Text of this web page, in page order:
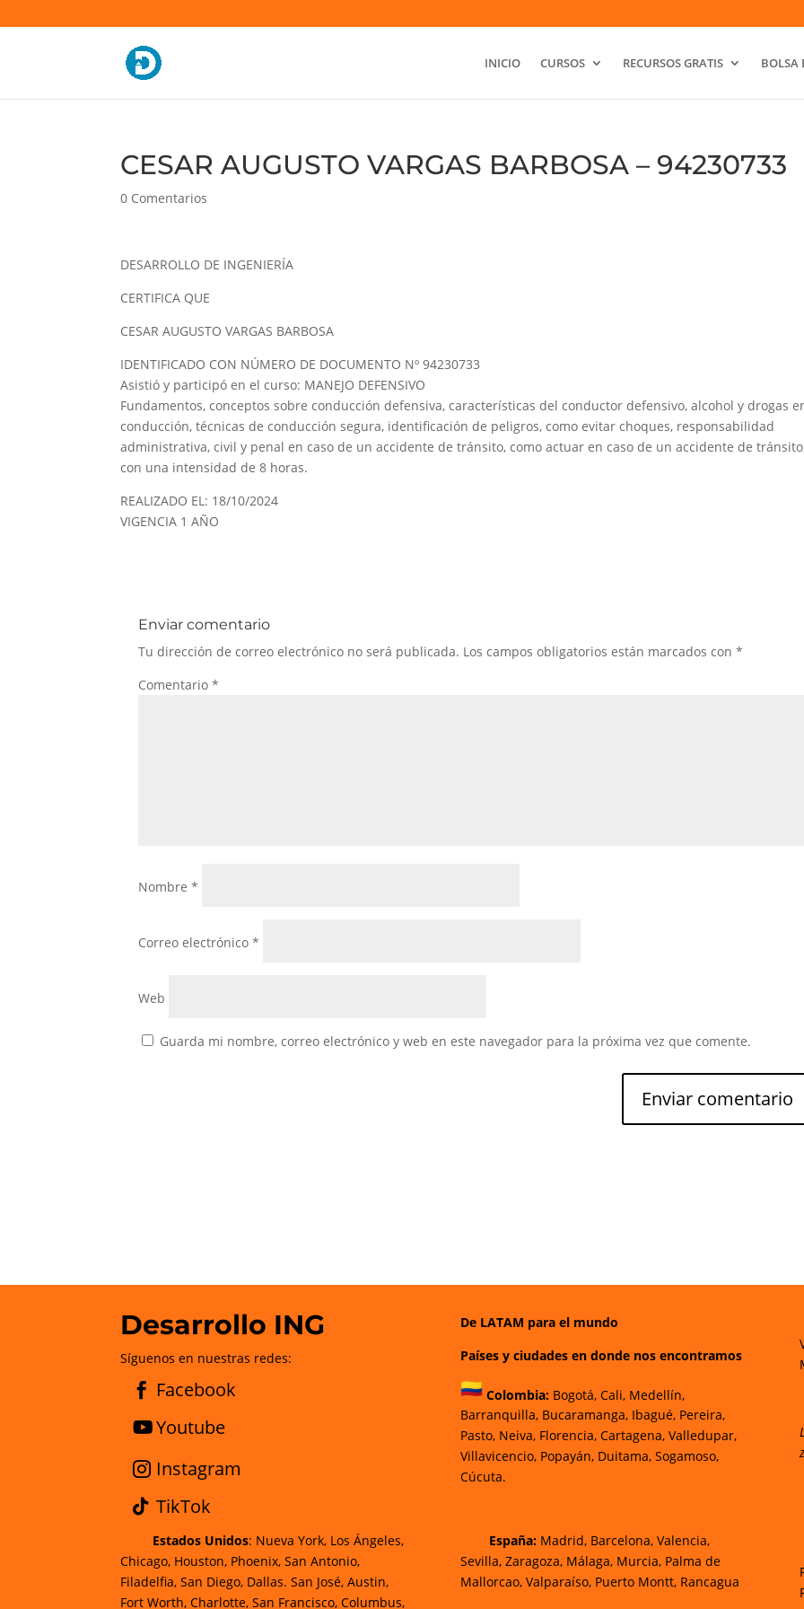
INICIO CURSOS RECURSOS GRATIS BOLSA
CESAR AUGUSTO VARGAS BARBOSA – 94230733
0 Comentarios
DESARROLLO DE INGENIERÍA
CERTIFICA QUE
CESAR AUGUSTO VARGAS BARBOSA
IDENTIFICADO CON NÚMERO DE DOCUMENTO Nº 94230733
Asistió y participó en el curso: MANEJO DEFENSIVO
Fundamentos, conceptos sobre conducción defensiva, características del conductor defensivo, alcohol y drogas
conducción, técnicas de conducción segura, identificación de peligros, como evitar choques, responsabilidad
administrativa, civil y penal en caso de un accidente de tránsito, como actuar en caso de un accidente de
con una intensidad de 8 horas.
REALIZADO EL: 18/10/2024
VIGENCIA 1 AÑO
Enviar comentario
Tu dirección de correo electrónico no será publicada. Los campos obligatorios están marcados con*
Comentario*
Nombre*
Correo electrónico*
Web
Guarda mi nombre, correo electrónico y web en este navegador para la próxima vez que comente.
Desarrollo ING
Síguenos en nuestras redes:
Facebook
Youtube
Instagram
TikTok
De LATAM para el mundo
Países y ciudades en donde nos encontramos
Colombia: Bogotá,Cali, Medellín,
Barranquilla,Bucaramanga,Ibagué,Pereira,
Pasto, Neiva, Florencia, Cartagena, Valledupar,
Villavicencio,Popayán, Duitama, Sogamoso,
Cúcuta.
Estados Unidos: Nueva York, Los Ángeles,
Chicago, Houston, Phoenix, San Antonio,
Filadelfia, San Diego, Dallas. San José, Austin,
Fort Worth, Charlotte, San Francisco, Columbus,
España: Madrid, Barcelona, Valencia,
Sevilla, Zaragoza, Málaga, Murcia, Palma de
Mallorcao, Valparaíso, Puerto Montt, Rancagua